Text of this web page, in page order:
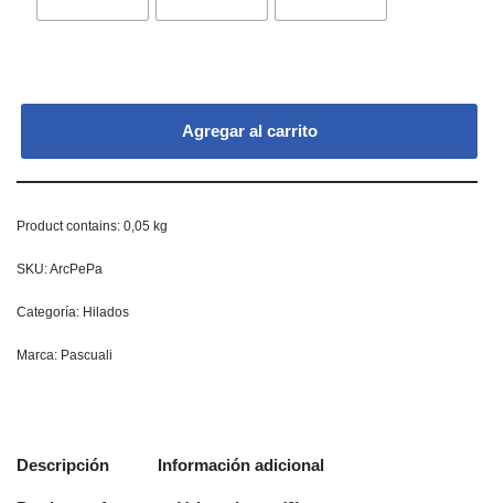
Agregar al carrito
Product contains: 0,05 kg
SKU:ArcPePa
Categoría: Hilados
Marca: Pascuali
Descripción Información adicional